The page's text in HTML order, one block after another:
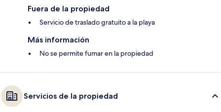
Fuera de la propiedad
Servicio de traslado gratuito a la playa
Más información
No se permite fumar en la propiedad
Servicios de la propiedad